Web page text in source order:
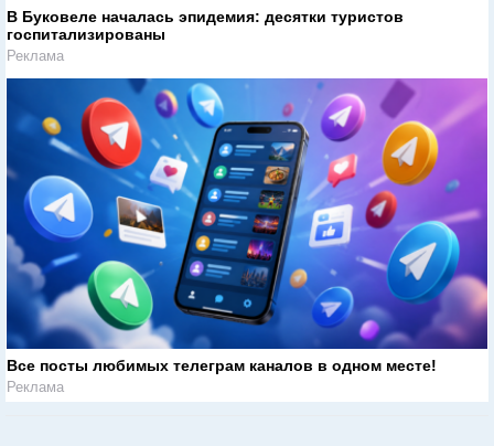
В Буковеле началась эпидемия: десятки туристов
госпитализированы
Реклама
Все посты любимых телеграм каналов в одном месте!
Реклама